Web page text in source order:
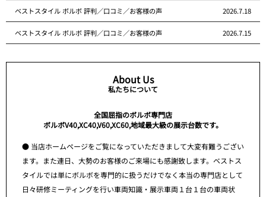
ベストスタイル ボルボ 評判／口コミ／お客様の声 2026.7.18
ベストスタイル ボルボ 評判／口コミ／お客様の声 2026.7.15
About Us
私たちについて
全国屈指のボルボ専門店
ボルボV40,XC40,V60,XC60,地域最大級の展示台数です。
● 当店ホームページをご覧になっていただきまして大変有難うござい
ます。また連日、大勢のお客様のご来場にも感謝致します。ベストス
タイルでは単にボルボを専門的に扱うだけでなく本当の専門店として
日々研修ミーティングを行い車両知識・展示車両１台１台の車両状